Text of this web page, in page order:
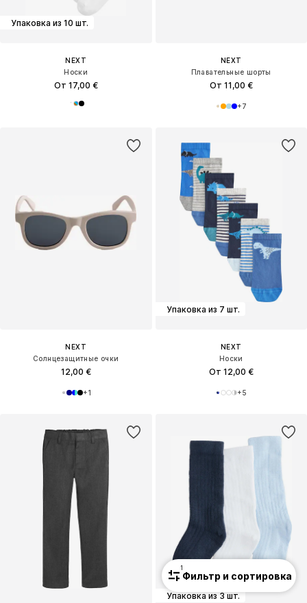
Упаковка из 10 шт.
NEXT
Носки
От 17,00 €
NEXT
Плавательные шорты
От 11,00 €
+7
NEXT
Солнцезащитные очки
12,00 €
+1
Упаковка из 7 шт.
NEXT
Носки
От 12,00 €
+5
Упаковка из 3 шт.
1
Фильтр и сортировка